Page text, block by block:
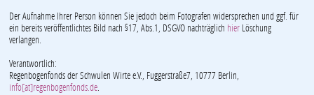
Der Aufnahme Ihrer Person können Sie jedoch beim Fotografen widersprechen und ggf. für
ein bereits veröffentlichtes Bild nach §17, Abs.1, DSGVO nachträglich hier Löschung
verlangen.
Verantwortlich:
Regenbogenfonds der Schwulen Wirte e.V., Fuggerstraße7, 10777 Berlin,
info[at]regenbogenfonds.de.